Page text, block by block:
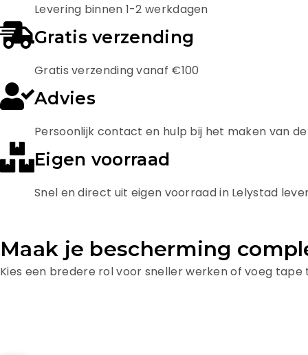
Levering binnen 1-2 werkdagen
Gratis verzending
Gratis verzending vanaf €100
Advies
Persoonlijk contact en hulp bij het maken van
Eigen voorraad
Snel en direct uit eigen voorraad in Lelystad
Maak je bescherming
Kies een bredere rol voor sneller werken of voeg